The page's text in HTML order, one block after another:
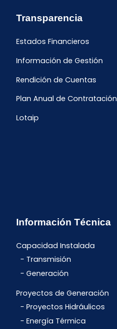
Transparencia
Estados Financieros
Información de Gestión
Rendición de Cuentas
Plan Anual de Contratación
Lotaip
Información Técnica
Capacidad Instalada
Transmisión
Generación
Proyectos de Generación
Proyectos Hidráulicos
Energía Térmica